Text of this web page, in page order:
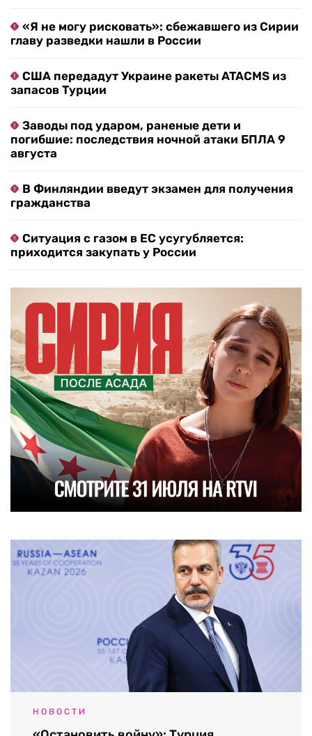
«Я не могу рисковать»: сбежавшего из Сирии
главу разведки нашли в России
США передадут Украине ракеты ATACMS из
запасов Турции
Заводы под ударом, раненые дети и
погибшие: последствия ночной атаки БПЛА 9
августа
В Финляндии введут экзамен для получения
гражданства
Ситуация с газом в ЕС усугубляется:
приходится закупать у России
НОВОСТИ